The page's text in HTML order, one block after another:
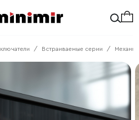
Встраиваемые серии